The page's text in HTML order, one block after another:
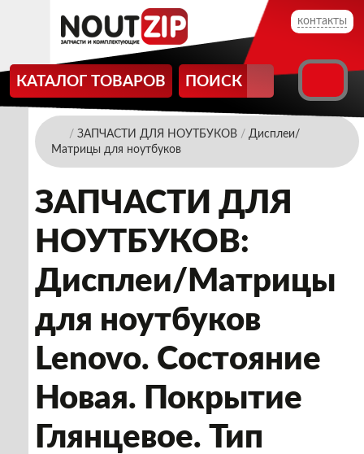
контакты
КАТАЛОГ ТОВАРОВ ПОИСК
/ ЗАПЧАСТИ ДЛЯ НОУТБУКОВ / Дисплеи/
Матрицы для ноутбуков
ЗАПЧАСТИ ДЛЯ
НОУТБУКОВ:
Дисплеи/Матрицы
для ноутбуков
Lenovo. Состояние
Новая. Покрытие
Глянцевое. Тип